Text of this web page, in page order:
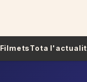
FilmetsTota